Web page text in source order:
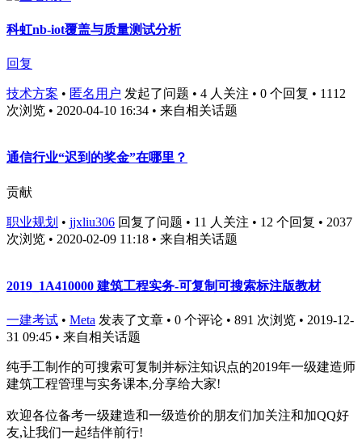
科虹nb-iot覆盖与质量测试分析
回复
技术方案 • 匿名用户 发起了问题 • 4 人关注 • 0 个回复 • 1112
次浏览 • 2020-04-10 16:34 • 来自相关话题
通信行业“迟到的奖金”在哪里？
贡献
职业规划 • jjxliu306 回复了问题 • 11 人关注 • 12 个回复 • 2037
次浏览 • 2020-02-09 11:18 • 来自相关话题
2019_1A410000 建筑工程实务-可复制可搜索标注版教材
一建考试 • Meta 发表了文章 • 0 个评论 • 891 次浏览 • 2019-12-
31 09:45 • 来自相关话题
纯手工制作的可搜索可复制并标注知识点的2019年一级建造师
建筑工程管理与实务课本,分享给大家!
欢迎各位备考一级建造和一级造价的朋友们加关注和加QQ好
友,让我们一起结伴前行!